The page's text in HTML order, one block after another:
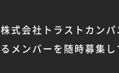
株式会社トラストカン
るメンバーを随時募集し